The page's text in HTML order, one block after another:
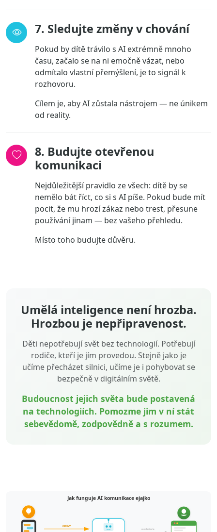
7. Sledujte změny v chování
Pokud by dítě trávilo s AI extrémně mnoho
času, začalo se na ni emočně vázat, nebo
odmítalo vlastní přemýšlení, je to signál k
rozhovoru.
Cílem je, aby AI zůstala nástrojem — ne únikem
od reality.
8. Budujte otevřenou
komunikaci
Nejdůležitější pravidlo ze všech: dítě by se
nemělo bát říct, co si s AI píše. Pokud bude mít
pocit, že mu hrozí zákaz nebo trest, přesune
používání jinam — bez vašeho přehledu.
Místo toho budujte důvěru.
Umělá inteligence není hrozba.
Hrozbou je nepřipravenost.
Děti nepotřebují svět bez technologií. Potřebují
rodiče, kteří je jím provedou. Stejně jako je
učíme přecházet silnici, učíme je i pohybovat se
bezpečně v digitálním světě.
Budoucnost jejich světa bude postavená
na technologiích. Pomozme jim v ní stát
sebevědomě, zodpovědně a s rozumem.